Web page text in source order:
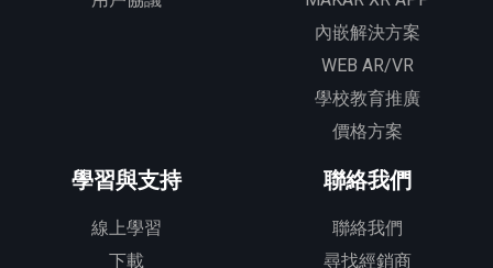
內嵌解決方案
WEB AR/VR
學校教育推廣
價格方案
學習與支持
線上學習
下載
聯絡我們
聯絡我們
尋找經銷商